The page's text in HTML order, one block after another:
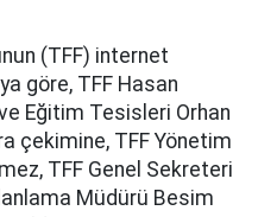
(TFF) internet
göre, TFF Hasan
Eğitim Tesisleri Orhan
çekimine, TFF Yönetim
TFF Genel Sekreteri
Müdürü Besim